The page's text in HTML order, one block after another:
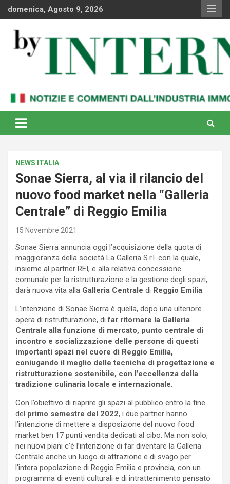
Skipdomenica, Agosto 9, 2026
By Internews
internazionale
NEWS ITALIA
Sonae Sierra, al via il rilancio del
nuovo food market nella “Galleria
Centrale” di Reggio Emilia
15 Novembre 2021
Sonae Sierra annuncia oggi l’acquisizione della quota di
maggioranza della società La Galleria S.r.l. con la quale,
insieme al partner REI, e alla relativa concessione
comunale per la ristrutturazione e la gestione degli spazi,
darà nuova vita alla Galleria Centrale di Reggio Emilia.
L’intenzione di Sonae Sierra è quella, dopo una ulteriore
opera di ristrutturazione, difar ritornare la Galleria
Centrale alla funzione di mercato, punto centrale di
incontro e socializzazione delle persone di questi
importanti spazi nel cuore di Reggio Emilia,
coniugando il meglio delle tecniche di progettazione e
ristrutturazione sostenibile, con l’eccellenza della
tradizione culinaria locale e internazionale.
Con l’obiettivo di riaprire gli spazi al pubblico entro la fine
del primo semestre del 2022, i due partner hanno
l’intenzione di mettere a disposizione del nuovo food
market ben 17 punti vendita dedicati al cibo. Ma non solo,
nei nuovi piani c’è l’intenzione di far diventare la Galleria
Centrale anche un luogo di attrazione e di svago per
l’intera popolazione di Reggio Emilia e provincia, con un
programma di eventi culturali e di intrattenimento pensato